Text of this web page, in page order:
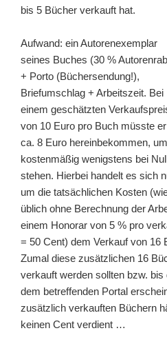
bis 5 Bücher verkauft hat.
Aufwand: ein Autorenexemplar
seines Buches (30 %
+ Porto (Büchersendung!),
Briefumschlag + Arbeitszeit. Bei
einem geschätzten
von 10 Euro pro Buch müsste er
ca. 8 Euro hereinbekommen, um
kostenmäßig wenigstens bei
stehen. Hierbei handelt es sich
um die tatsächlichen Kosten
üblich ohne Berechnung der
einem Honorar von 5 % pro
= 50 Cent) dem Verkauf von 16
Zumal diese zusätzlichen 16
verkauft werden sollten bzw.
dem betreffenden Portal
zusätzlich verkauften Büchern
keinen Cent verdient …